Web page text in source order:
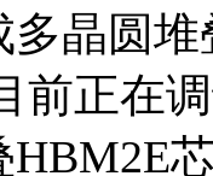
多晶圆
前正在
HBM2E